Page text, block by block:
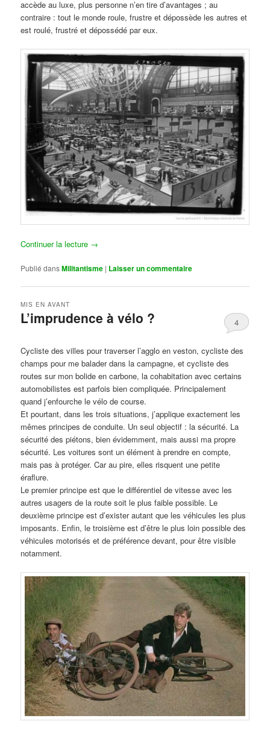
accède au luxe, plus personne n’en tire d’avantages ; au
contraire : tout le monde roule, frustre et dépossède les autres et
est roulé, frustré et dépossédé par eux.
Continuer la lecture →
Publié dansMilitantisme | Laisser un commentaire
L’imprudence à vélo ?
MIS EN AVANT
4
Cycliste des villes pour traverser l’agglo en veston, cycliste des
champs pour me balader dans la campagne, et cycliste des
routes sur mon bolide en carbone, la cohabitation avec certains
automobilistes est parfois bien compliquée. Principalement
quand j’enfourche le vélo de course.
Et pourtant, dans les trois situations, j’applique exactement les
mêmes principes de conduite. Un seul objectif : la sécurité. La
sécurité des piétons, bien évidemment, mais aussi ma propre
sécurité. Les voitures sont un élément à prendre en compte,
mais pas à protéger. Car au pire, elles risquent une petite
éraflure.
Le premier principe est que le différentiel de vitesse avec les
autres usagers de la route soit le plus faible possible. Le
deuxième principe est d’exister autant que les véhicules les plus
imposants. Enfin, le troisième est d’être le plus loin possible des
véhicules motorisés et de préférence devant, pour être visible
notamment.